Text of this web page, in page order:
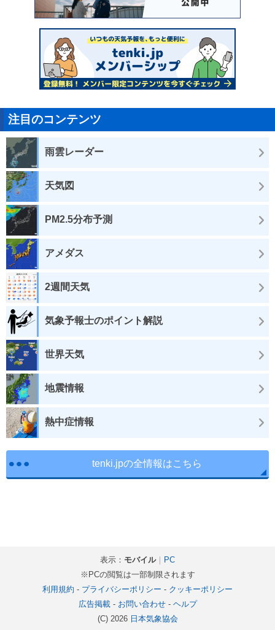
注目のコンテンツ
雨雲レーダー
天気図
PM2.5分布予測
アメダス
2週間天気
気象予報士のポイント解説
世界天気
地震情報
熱中症情報
tenki.jpの全情報はこちら
表示： モバイル｜
PC
※PCの閲覧は一部制限されます
利用規約 - プライバシーポリシー - クッキーポリシー
広告掲載- お問い合わせ- ヘルプ
(C) 2026 日本気象協会